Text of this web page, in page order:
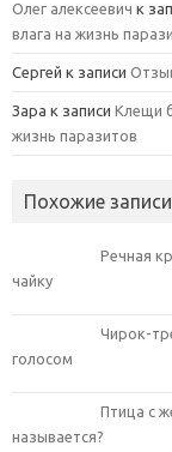
Олег алексеевич к
влага на жизнь
Сергей к записи
Зара к записи Клещи
жизнь паразитов
Похожие записи
Речная
чайку
Чирок-
голосом
Птица с
называется?